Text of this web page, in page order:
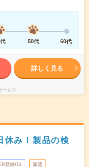
50代 60代
詳しく見る
ービス
休み！製品の検
登録OK 派遣